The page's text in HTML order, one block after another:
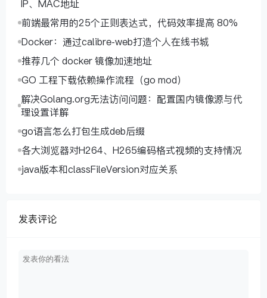
IP、MAC地址
前端最常用的25个正则表达式，代码效率提高 80%
Docker：通过calibre-web打造个人在线书城
推荐几个 docker 镜像加速地址
GO 工程下载依赖操作流程（go mod）
解决Golang.org无法访问问题：配置国内镜像源与代
理设置详解
go语言怎么打包生成deb后缀
各大浏览器对H264、H265编码格式视频的支持情况
java版本和classFileVersion对应关系
发表评论